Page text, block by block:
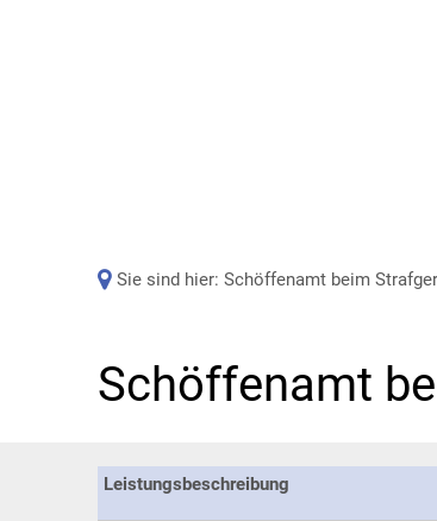
Sie sind hier: Schöffenamt beim
Schöffenamt
Leistungsbeschreibung